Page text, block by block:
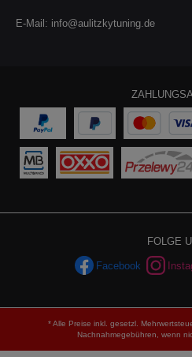
E-Mail: info@aulitzkytuning.de
FOLGE
Facebook
* Alle Preise inkl. gesetzl.
Nachnahmegebühren, wenn